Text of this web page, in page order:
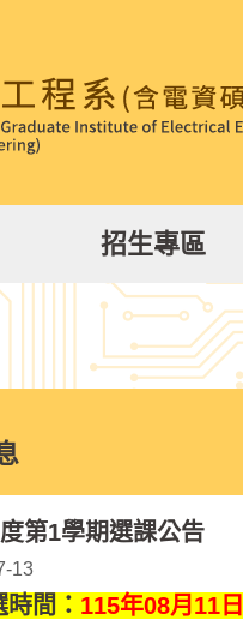
招生專區
第1學期選課公告
13
間： 115年08月11